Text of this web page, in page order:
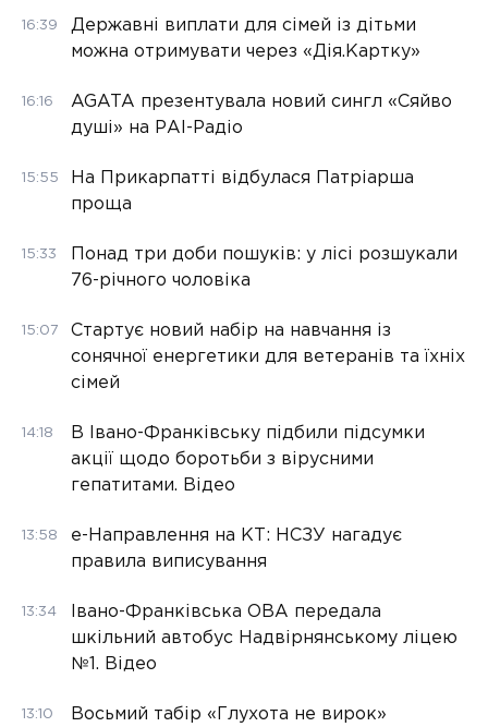
16:39
Державні виплати для сімей із дітьми
можна отримувати через «Дія.Картку»
16:16
AGATA презентувала новий сингл «Сяйво
душі» на РАІ-Радіо
15:55
На Прикарпатті відбулася Патріарша
проща
15:33
Понад три доби пошуків: у лісі розшукали
76-річного чоловіка
15:07
Стартує новий набір на навчання із
сонячної енергетики для ветеранів та їхніх
сімей
14:18
В Івано-Франківську підбили підсумки
акції щодо боротьби з вірусними
гепатитами. Відео
13:58
е-Направлення на КТ: НСЗУ нагадує
правила виписування
13:34
Івано-Франківська ОВА передала
шкільний автобус Надвірнянському ліцею
№1. Відео
13:10
Восьмий табір «Глухота не вирок»